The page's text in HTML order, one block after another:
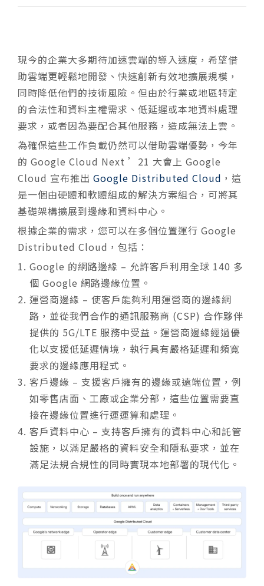
現今的企業大多期待加速雲端的導入速度，希望借
助雲端更輕鬆地開發、快速創新有效地擴展規模，
同時降低他們的技術風險。但由於行業或地區特定
的合法性和資料主權需求、低延遲或本地資料處理
要求，或者因為要配合其他服務，造成無法上雲。
為確保這些工作負載仍然可以借助雲端優勢，今年
的 Google Cloud Next ’21 大會上 Google
Cloud 宣布推出 Google Distributed Cloud ，這
是一個由硬體和軟體組成的解決方案組合，可將其
基礎架構擴展到邊緣和資料中心。
根據企業的需求，您可以在多個位置運行 Google
Distributed Cloud，包括：
Google 的網路邊緣 – 允許客戶利用全球 140 多
個 Google 網路邊緣位置。
運營商邊緣 – 使客戶能夠利用運營商的邊緣網
路，並從我們合作的通訊服務商 (CSP) 合作夥伴
提供的 5G/LTE 服務中受益。運營商邊緣經過優
化以支援低延遲情境，執行具有嚴格延遲和頻寬
要求的邊緣應用程式。
客戶邊緣 – 支援客戶擁有的邊緣或遠端位置，例
如零售店面、工廠或企業分部，這些位置需要直
接在邊緣位置進行運運算和處理。
客戶資料中心 – 支持客戶擁有的資料中心和託管
設施，以滿足嚴格的資料安全和隱私要求，並在
滿足法規合規性的同時實現本地部署的現代化。